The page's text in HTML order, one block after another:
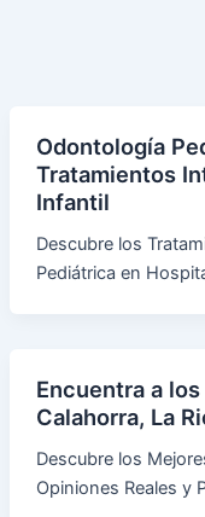
Odontología
Tratamientos
Infantil
Descubre los
Pediátrica en
Encuentra a
Calahorra, La
Descubre los
Opiniones Reales y